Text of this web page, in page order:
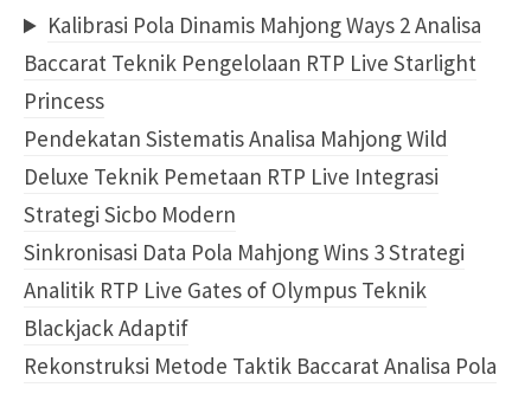
Kalibrasi Pola Dinamis Mahjong Ways 2 Analisa
Baccarat Teknik Pengelolaan RTP Live Starlight
Princess
Pendekatan Sistematis Analisa Mahjong Wild
Deluxe Teknik Pemetaan RTP Live Integrasi
Strategi Sicbo Modern
Sinkronisasi Data Pola Mahjong Wins 3 Strategi
Analitik RTP Live Gates of Olympus Teknik
Blackjack Adaptif
Rekonstruksi Metode Taktik Baccarat Analisa Pola